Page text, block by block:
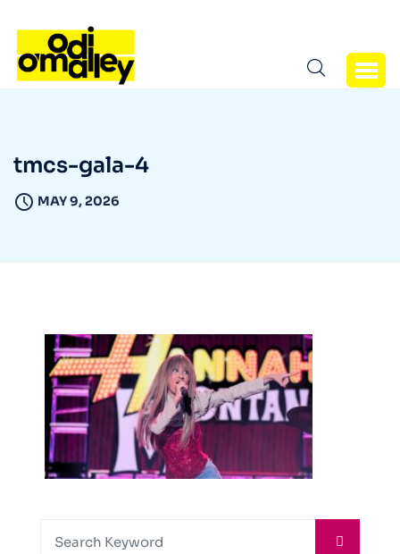
tmcs-gala-4
MAY 9, 2026